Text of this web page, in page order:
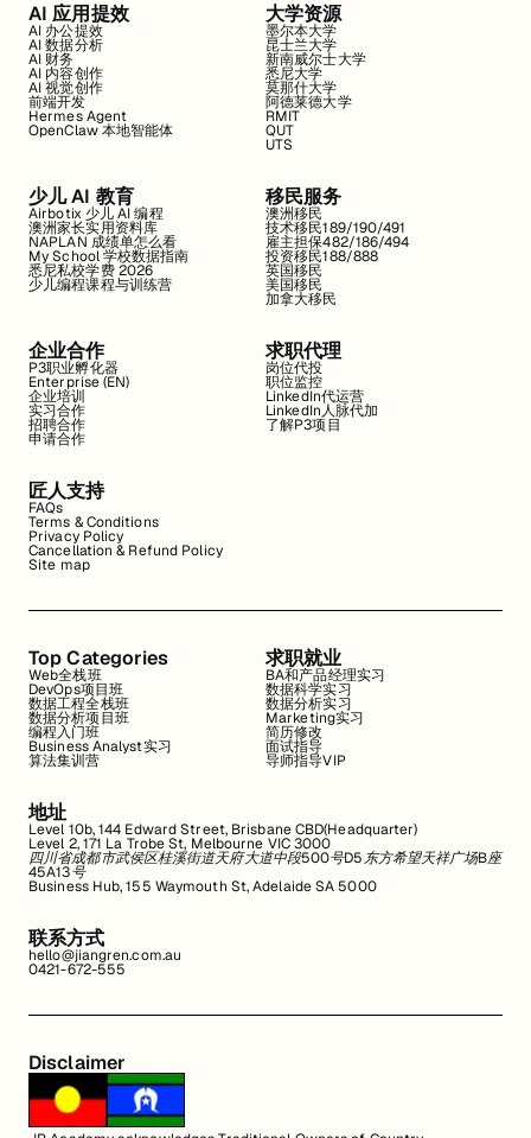
AI 应用提效
AI 办公提效
AI 数据分析
AI 财务
AI 内容创作
AI 视觉创作
前端开发
Hermes Agent
OpenClaw 本地智能体
大学资源
墨尔本大学
昆士兰大学
新南威尔士大学
悉尼大学
莫那什大学
阿德莱德大学
RMIT
QUT
UTS
少儿 AI 教育
Airbotix 少儿 AI 编程
澳洲家长实用资料库
NAPLAN 成绩单怎么看
My School 学校数据指南
悉尼私校学费 2026
少儿编程课程与训练营
移民服务
澳洲移民
技术移民189/190/491
雇主担保482/186/494
投资移民188/888
英国移民
美国移民
加拿大移民
企业合作
P3职业孵化器
Enterprise (EN)
企业培训
实习合作
招聘合作
申请合作
求职代理
岗位代投
职位监控
LinkedIn代运营
LinkedIn人脉代加
了解P3项目
匠人支持
FAQs
Terms & Conditions
Privacy Policy
Cancellation & Refund Policy
Site map
Top Categories
Web全栈班
DevOps项目班
数据工程全栈班
数据分析项目班
编程入门班
Business Analyst实习
算法集训营
求职就业
BA和产品经理实习
数据科学实习
数据分析实习
Marketing实习
简历修改
面试指导
导师指导VIP
地址
Level 10b, 144 Edward Street, Brisbane CBD(Headquarter)
Level 2, 171 La Trobe St, Melbourne VIC 3000
四川省成都市武侯区桂溪街道天府大道中段500号D5东方希望天祥广场B座
45A13号
Business Hub, 155 Waymouth St, Adelaide SA 5000
联系方式
hello@jiangren.com.au
0421-672-555
Disclaimer